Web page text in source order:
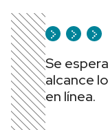
Se
alcance
en línea.